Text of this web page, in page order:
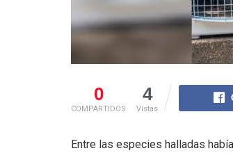
0
COMPARTIDOS
4
Vistas
Entre las especies halladas